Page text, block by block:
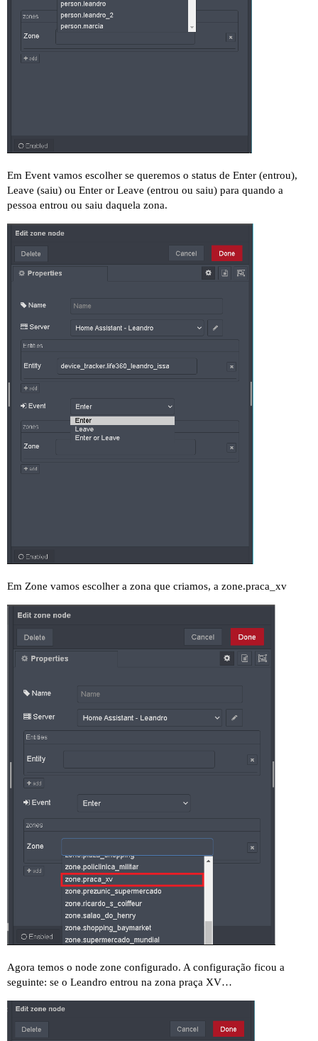
Em Event vamos escolher se queremos o status de Enter (entrou),
Leave (saiu) ou Enter or Leave (entrou ou saiu) para quando a
pessoa entrou ou saiu daquela zona.
Em Zone vamos escolher a zona que criamos, a zone.praca_xv
Agora temos o node zone configurado. A configuração ficou a
seguinte: se o Leandro entrou na zona praça XV…